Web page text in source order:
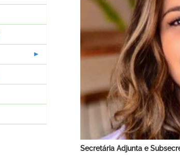
Secretária Adjunta e